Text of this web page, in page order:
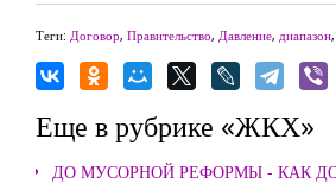
Теги: Договор, Правительство, Давление, диапазон,
Еще в рубрике «ЖКХ»
ДО МУСОРНОЙ РЕФОРМЫ - КАК